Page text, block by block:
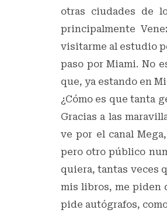
otras ciudades de
principalmente
visitarme al estudio
paso por Miami. No
que, ya estando en
¿Cómo es que tanta
Gracias a las
ve por el canal
pero otro público
quiera, tantas veces
mis libros, me piden
pide autógrafos,